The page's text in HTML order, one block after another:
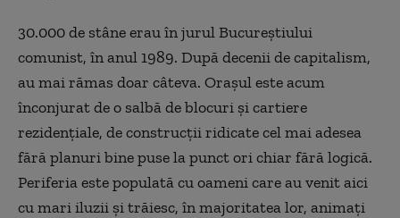
30.000 de stâne erau în jurul Bucureștiului
comunist, în anul 1989. După decenii de capitalism,
au mai rămas doar câteva. Orașul este acum
înconjurat de o salbă de blocuri și cartiere
rezidențiale, de construcții ridicate cel mai adesea
fără planuri bine puse la punct ori chiar fără logică.
Periferia este populată cu oameni care au venit aici
cu mari iluzii și trăiesc, în majoritatea lor, animați